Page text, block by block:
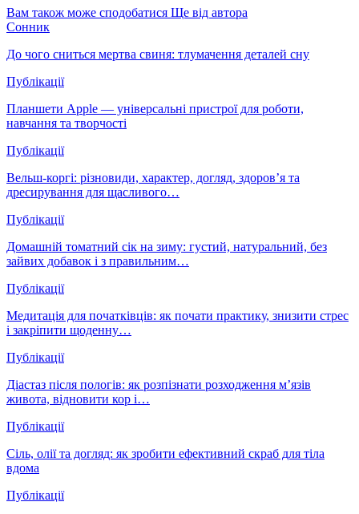
Вам також може сподобатися Ще від автора
Сонник
До чого сниться мертва свиня: тлумачення деталей сну
Публікації
Планшети Apple — універсальні пристрої для роботи,
навчання та творчості
Публікації
Вельш-коргі: різновиди, характер, догляд, здоров’я та
дресирування для щасливого…
Публікації
Домашній томатний сік на зиму: густий, натуральний, без
зайвих добавок і з правильним…
Публікації
Медитація для початківців: як почати практику, знизити стрес
і закріпити щоденну…
Публікації
Діастаз після пологів: як розпізнати розходження м’язів
живота, відновити кор і…
Публікації
Сіль, олії та догляд: як зробити ефективний скраб для тіла
вдома
Публікації